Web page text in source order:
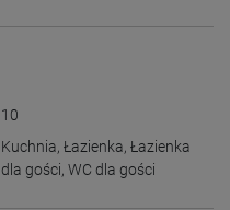
10
Kuchnia, Łazienka, Łazienka
dla gości, WC dla gości